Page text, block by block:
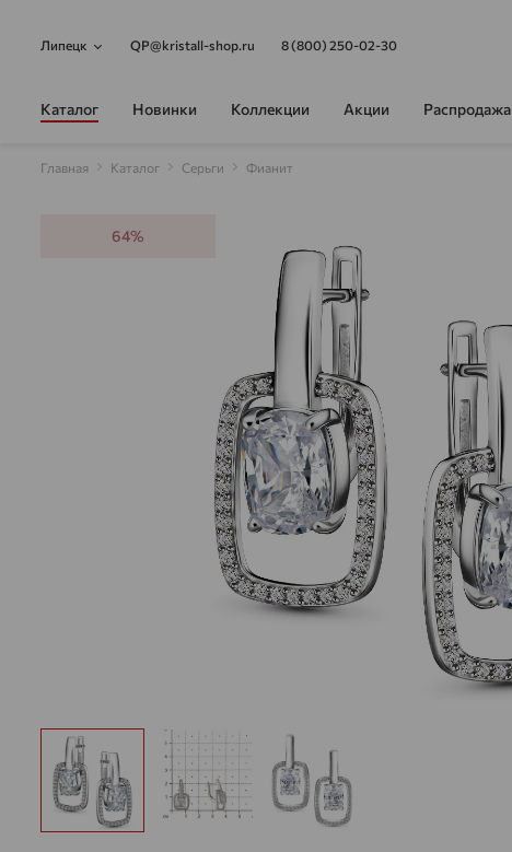
Липецк QP@kristall-shop.ru 8 (800) 250-02-30
Каталог Новинки Коллекции Акции Распродажа
Главная Каталог Серьги Фианит
64%